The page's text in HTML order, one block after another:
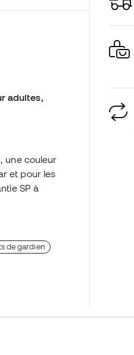
adultes,
une couleur
et pour les
SP à
de gardien